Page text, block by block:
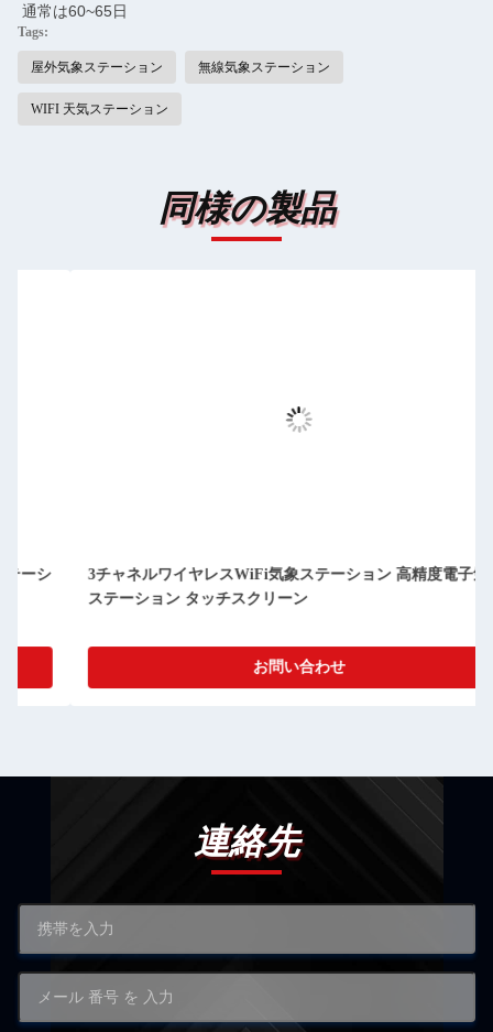
通常は60~65日
Tags:
屋外気象ステーション 無線気象ステーション
WIFI 天気ステーション
同様の製品
3チャネルワイヤレスWiFi気象ステーション 高精度電子気象
ステーション タッチスクリーン
お問い合わせ
連絡先